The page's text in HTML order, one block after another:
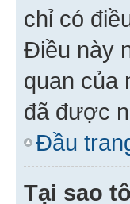
chỉ có
Điều này
quan của
đã được
Đầu
Tại sao